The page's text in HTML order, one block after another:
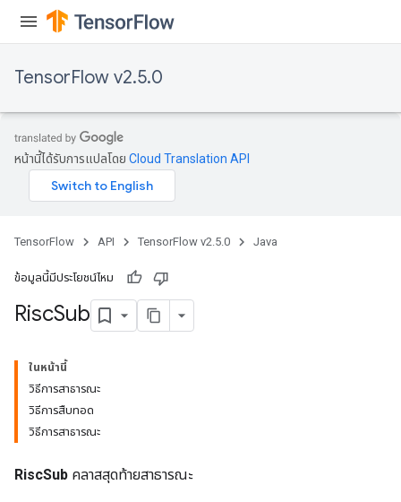
TensorFlow v2.5.0
หน้านี้ได้รับการแปลโดย Cloud Translation API
TensorFlow API TensorFlow v2.5.0 Java
ข้อมูลนี้มีประโยชน์ไหม
RiscSub
ในหน้านี้
วิธีการสาธารณะ
วิธีการสืบทอด
วิธีการสาธารณะ
RiscSub คลาสสุดท้ายสาธารณะ